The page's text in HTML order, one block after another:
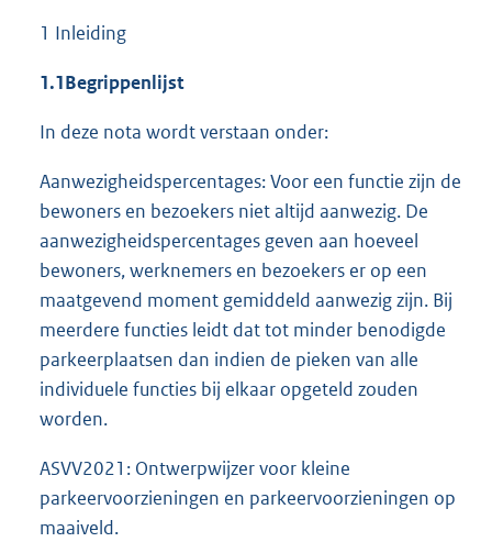
1 Inleiding
1.1Begrippenlijst
In deze nota wordt verstaan onder:
Aanwezigheidspercentages: Voor een functie zijn de
bewoners en bezoekers niet altijd aanwezig. De
aanwezigheidspercentages geven aan hoeveel
bewoners, werknemers en bezoekers er op een
maatgevend moment gemiddeld aanwezig zijn. Bij
meerdere functies leidt dat tot minder benodigde
parkeerplaatsen dan indien de pieken van alle
individuele functies bij elkaar opgeteld zouden
worden.
ASVV2021: Ontwerpwijzer voor kleine
parkeervoorzieningen en parkeervoorzieningen op
maaiveld.